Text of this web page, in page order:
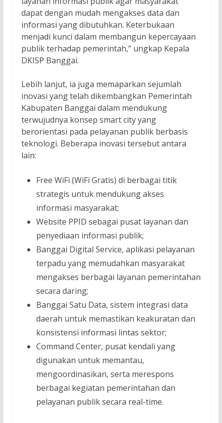
dapat dengan mudah mengakses data dan
informasi yang dibutuhkan. Keterbukaan
menjadi kunci dalam membangun kepercayaan
publik terhadap pemerintah,” ungkap Kepala
DKISP Banggai.
Lebih lanjut, ia juga memaparkan sejumlah
inovasi yang telah dikembangkan Pemerintah
Kabupaten Banggai dalam mendukung
terwujudnya konsep smart city yang
berorientasi pada pelayanan publik berbasis
teknologi. Beberapa inovasi tersebut antara
lain:
Free WiFi (WiFi Gratis) di berbagai titik
strategis untuk mendukung akses
informasi masyarakat;
Website PPID sebagai pusat layanan dan
penyediaan informasi publik;
Banggai Digital Service, aplikasi pelayanan
terpadu yang memudahkan masyarakat
mengakses berbagai layanan pemerintahan
secara daring;
Banggai Satu Data, sistem integrasi data
daerah untuk memastikan keakuratan dan
konsistensi informasi lintas sektor;
Command Center, pusat kendali yang
digunakan untuk memantau,
mengoordinasikan, serta merespons
berbagai kegiatan pemerintahan dan
pelayanan publik secara real-time.